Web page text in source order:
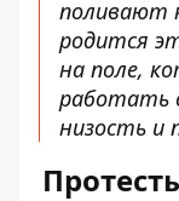
поливают
родится
на поле,
работать
низость и